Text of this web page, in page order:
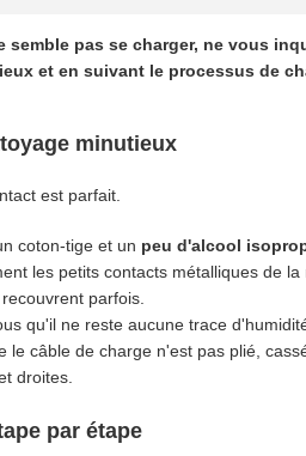
semble pas se charger, ne vous
et en suivant le processus de
minutieux
est parfait.
coton-tige et un peu d'alcool
les petits contacts métalliques de
parfois.
qu'il ne reste aucune trace
le câble de charge n'est pas plié,
droites.
par étape